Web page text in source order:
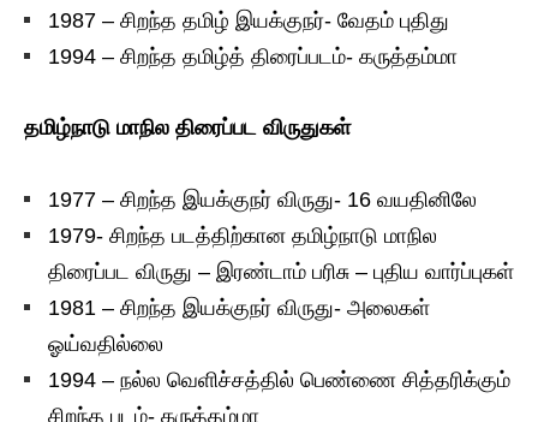
1987 – சிறந்த தமிழ் இயக்குநர்- வேதம் புதிது
1994 – சிறந்த தமிழ்த் திரைப்படம்- கருத்தம்மா
தமிழ்நாடு மாநில திரைப்பட விருதுகள்
1977 – சிறந்த இயக்குநர் விருது- 16 வயதினிலே
1979- சிறந்த படத்திற்கான தமிழ்நாடு மாநில
திரைப்பட விருது – இரண்டாம் பரிசு – புதிய வார்ப்புகள்
1981 – சிறந்த இயக்குநர் விருது- அலைகள்
ஓய்வதில்லை
1994 – நல்ல வெளிச்சத்தில் பெண்ணை சித்தரிக்கும்
சிறந்த படம்- கருத்தம்மா